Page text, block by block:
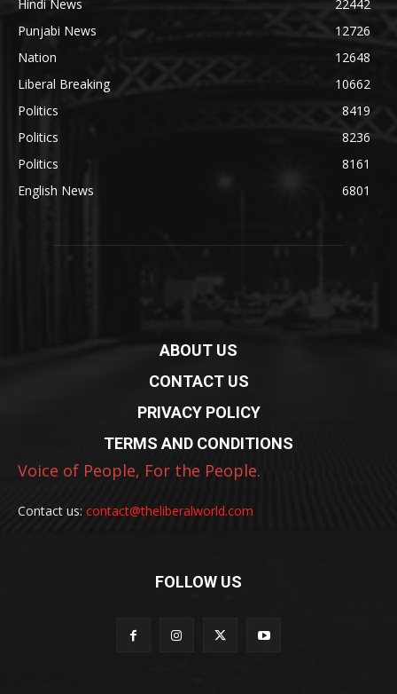
Hindi News
22442
Punjabi News
12726
Nation
12648
Liberal Breaking
10662
Politics
8419
Politics
8236
Politics
8161
English News
6801
ABOUT US
CONTACT US
PRIVACY POLICY
TERMS AND CONDITIONS
Voice of People, For the People.
Contact us: contact@theliberalworld.com
FOLLOW US